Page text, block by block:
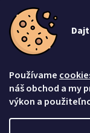
Používame
náš obchod a my
výkon a
produktoch na našom
Email
Vložením e-mailu
Prihlásiť sa